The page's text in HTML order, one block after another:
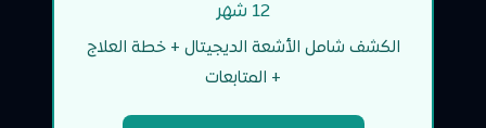
12 شهر
الكشف شامل الأشعة الديجيتال + خطة العلاج
+ المتابعات